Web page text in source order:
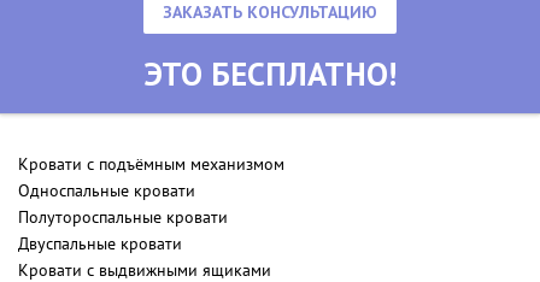
ЗАКАЗАТЬ КОНСУЛЬТАЦИЮ
ЭТО БЕСПЛАТНО!
Кровати с подъёмным механизмом
Односпальные кровати
Полутороспальные кровати
Двуспальные кровати
Кровати с выдвижными ящиками